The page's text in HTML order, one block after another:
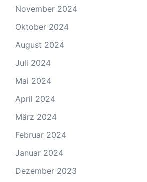
November 2024
Oktober 2024
August 2024
Juli 2024
Mai 2024
April 2024
März 2024
Februar 2024
Januar 2024
Dezember 2023